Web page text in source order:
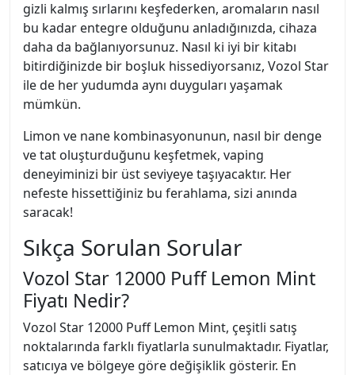
gizli kalmış sırlarını keşfederken, aromaların nasıl
bu kadar entegre olduğunu anladığınızda, cihaza
daha da bağlanıyorsunuz. Nasıl ki iyi bir kitabı
bitirdiğinizde bir boşluk hissediyorsanız, Vozol Star
ile de her yudumda aynı duyguları yaşamak
mümkün.
Limon ve nane kombinasyonunun, nasıl bir denge
ve tat oluşturduğunu keşfetmek, vaping
deneyiminizi bir üst seviyeye taşıyacaktır. Her
nefeste hissettiğiniz bu ferahlama, sizi anında
saracak!
Sıkça Sorulan Sorular
Vozol Star 12000 Puff Lemon Mint
Fiyatı Nedir?
Vozol Star 12000 Puff Lemon Mint, çeşitli satış
noktalarında farklı fiyatlarla sunulmaktadır. Fiyatlar,
satıcıya ve bölgeye göre değişiklik gösterir. En